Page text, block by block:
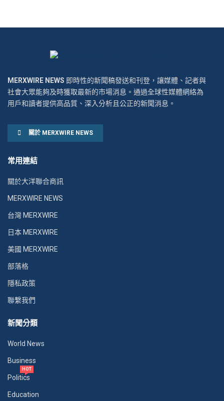
MERXWIRE NEWS 即時性的新聞稿發送和刊登，讓媒體、記者與
社會大眾能夠及時獲取最新的市場消息。通過全球性媒體網絡為
用戶和讀者提供高品質、深入分析且公正的新聞消息。
關於 MERXWIRE NEWS
常用連結
關於大洋聯合商訊
MERXWIRE NEWS
台灣 MERXWIRE
日本 MERXWIRE
美國 MERXWIRE
部落格
隱私政策
聯繫我們
新聞分類
World News
Business
Politics
HOT
Education